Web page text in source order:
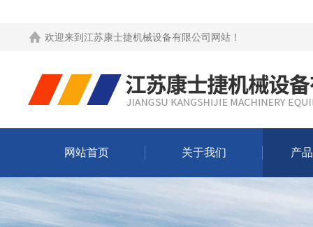
欢迎来到 江苏康士捷机械设备有限公司网站 ！
网站首页 关于我们 产